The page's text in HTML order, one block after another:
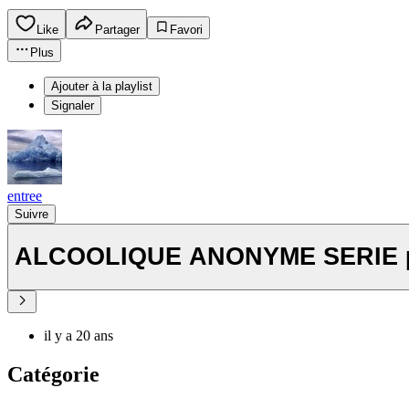
Like Partager
Favori
Plus
Ajouter à la playlist
Signaler
entree
Suivre
ALCOOLIQUE ANONYME SERIE
il y a 20 ans
Catégorie